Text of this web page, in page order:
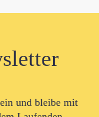
und bleibe mit